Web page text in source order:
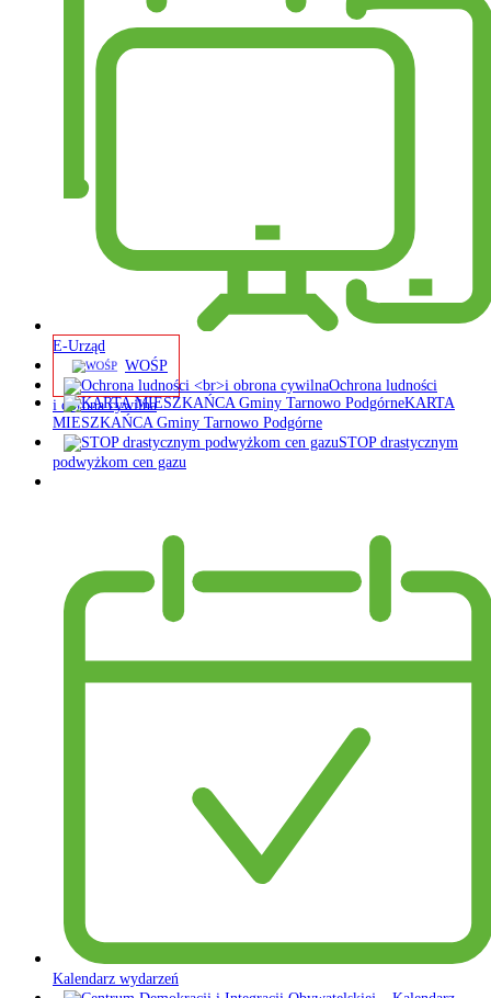
E-Urząd
WOŚP
Ochrona ludności
i obrona cywilna
KARTA
MIESZKAŃCA Gminy Tarnowo Podgórne
STOP drastycznym
podwyżkom cen gazu
Kalendarz wydarzeń